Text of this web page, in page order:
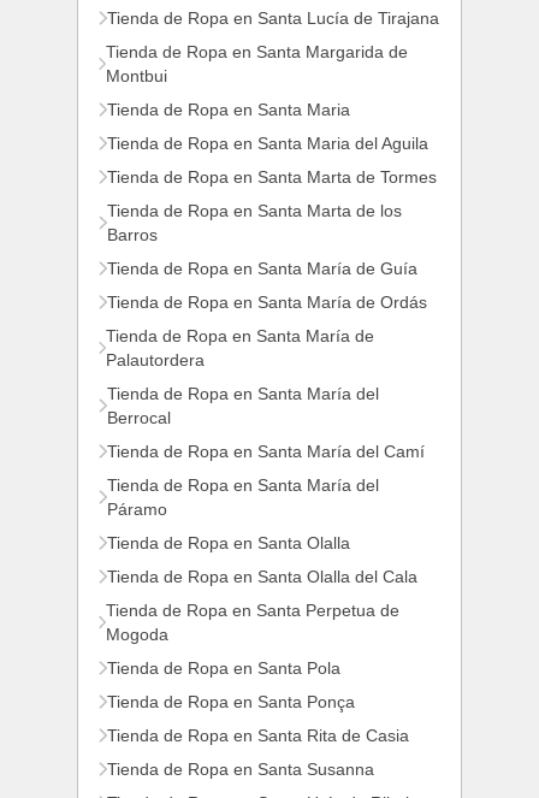
Tienda de Ropa en Santa Lucía de Tirajana
Tienda de Ropa en Santa Margarida de
Montbui
Tienda de Ropa en Santa Maria
Tienda de Ropa en Santa Maria del Aguila
Tienda de Ropa en Santa Marta de Tormes
Tienda de Ropa en Santa Marta de los
Barros
Tienda de Ropa en Santa María de Guía
Tienda de Ropa en Santa María de Ordás
Tienda de Ropa en Santa María de
Palautordera
Tienda de Ropa en Santa María del
Berrocal
Tienda de Ropa en Santa María del Camí
Tienda de Ropa en Santa María del
Páramo
Tienda de Ropa en Santa Olalla
Tienda de Ropa en Santa Olalla del Cala
Tienda de Ropa en Santa Perpetua de
Mogoda
Tienda de Ropa en Santa Pola
Tienda de Ropa en Santa Ponça
Tienda de Ropa en Santa Rita de Casia
Tienda de Ropa en Santa Susanna